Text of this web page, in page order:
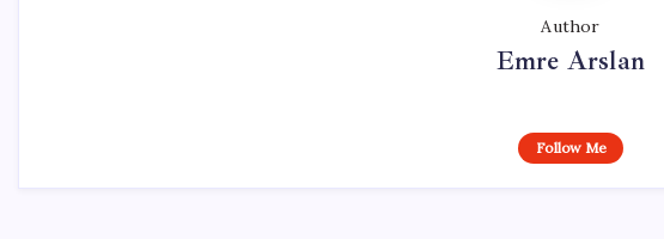
Author
Emre Arslan
Follow Me